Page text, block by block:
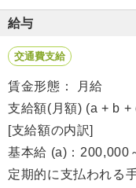
給与
交通費支給
賃金形態： 月給
支給額(月額) (a + b
[支給額の内訳]
基本給 (a)：200,000
定期的に支払われる